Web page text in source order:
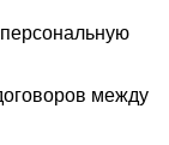
между